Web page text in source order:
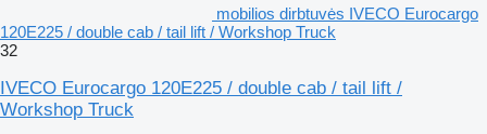
mobilios dirbtuvės IVECO Eurocargo
120E225 / double cab / tail lift / Workshop Truck
32
IVECO Eurocargo 120E225 / double cab / tail lift /
Workshop Truck